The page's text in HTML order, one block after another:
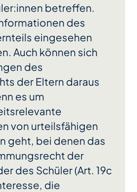
betreffen.
des
eingesehen
Auch können sich
des
der Eltern daraus
es um
von urteilsfähigen
geht, bei denen das
der
des Schüler (Art. 19c
die